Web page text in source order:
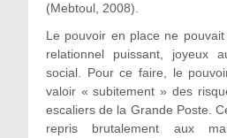
(Mebtoul, 2008).
Le pouvoir en place ne
relationnel puissant, joyeux
social. Pour ce faire, le
valoir « subitement » des
escaliers de la Grande Poste.
repris brutalement aux